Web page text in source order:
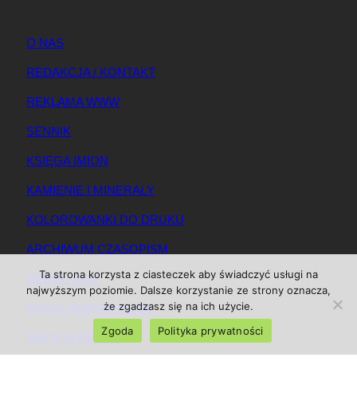
O NAS
REDAKCJA / KONTAKT
REKLAMA WWW
SENNIK
KSIĘGA IMION
KAMIENIE I MINERAŁY
KOLOROWANKI DO DRUKU
ARCHIWUM CZASOPISM
REGULAMIN
REGULAMIN REKLAM
MAPA SERWISU
Ta strona korzysta z ciasteczek aby świadczyć usługi na
najwyższym poziomie. Dalsze korzystanie ze strony oznacza,
że zgadzasz się na ich użycie.
Zgoda
Polityka prywatności